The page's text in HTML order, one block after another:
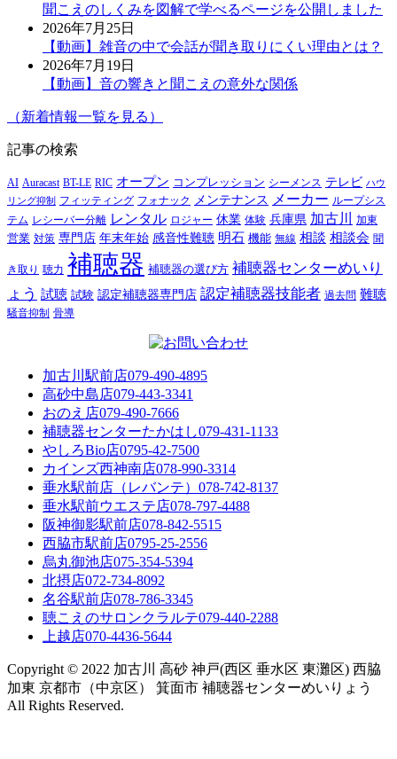
聞こえのしくみを図解で学べるページを公開しました
2026年7月25日
【動画】雑音の中で会話が聞き取りにくい理由とは？
2026年7月19日
【動画】音の響きと聞こえの意外な関係
（新着情報一覧を見る）
記事の検索
AI Auracast BT-LE RIC オープン コンプレッション シーメンス テレビ ハウ
リング抑制
フィッティング フォナック メンテナンス メーカー ループシス
テム レシーバー分離 レンタル ロジャー 休業 体験 兵庫県 加古川 加東
営業 対策 専門店 年末年始 感音性難聴 明石 機能 無線 相談 相談会 聞
き取り 聴力 補聴器 補聴器の選び方 補聴器センターめいり
ょう 試聴 試験 認定補聴器専門店 認定補聴器技能者 過去問 難聴
騒音抑制 骨導
加古川駅前店079-490-4895
高砂中島店079-443-3341
おのえ店079-490-7666
補聴器センターたかはし079-431-1133
やしろBio店0795-42-7500
カインズ西神南店078-990-3314
垂水駅前店（レバンテ） 078-742-8137
垂水駅前ウエステ店078-797-4488
阪神御影駅前店078-842-5515
西脇市駅前店0795-25-2556
烏丸御池店075-354-5394
北摂店072-734-8092
名谷駅前店078-786-3345
聴こえのサロンクラルテ079-440-2288
上越店070-4436-5644
Copyright © 2022 加古川 高砂 神戸(西区 垂水区 東灘区) 西脇
加東 京都市（中京区） 箕面市 補聴器センターめいりょう
All Rights Reserved.